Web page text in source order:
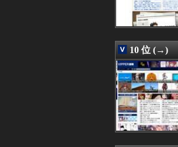
08/07 00:11
08/07 00:10
08/07 00:10
08/07 00:10
08/07 00:10
08/07 00:10
08/07 00:09
08/07 00:09
08/07 00:09
08/07 00:09
08/07 00:09
08/07 00:07
10 位 (→)